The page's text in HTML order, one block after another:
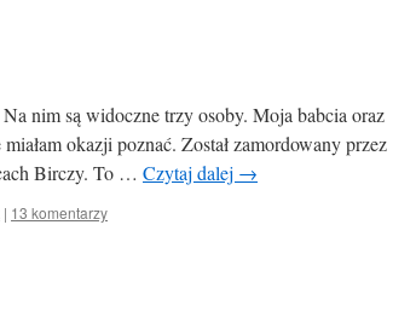
nim są widoczne trzy osoby. Moja babcia oraz
okazji poznać. Został zamordowany przez
Birczy. To … Czytaj dalej →
| 13 komentarzy